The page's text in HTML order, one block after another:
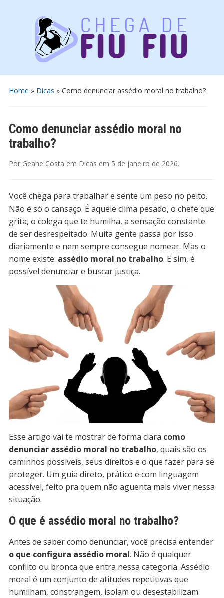
Home » Dicas » Como denunciar assédio moral no trabalho?
Como denunciar assédio moral no
trabalho?
Por Geane Costa em Dicas em 5 de janeiro de 2026.
Você chega para trabalhar e sente um peso no peito.
Não é só o cansaço. É aquele clima pesado, o chefe que
grita, o colega que te humilha, a sensação constante
de ser desrespeitado. Muita gente passa por isso
diariamente e nem sempre consegue nomear. Mas o
nome existe: assédio moral no trabalho. E sim, é
possível denunciar e buscar justiça.
Esse artigo vai te mostrar de forma clara como
denunciar assédio moral no trabalho, quais são os
caminhos possíveis, seus direitos e o que fazer para se
proteger. Um guia direto, prático e com linguagem
acessível, feito pra quem não aguenta mais viver nessa
situação.
O que é assédio moral no trabalho?
Antes de saber como denunciar, você precisa entender
o que configura assédio moral. Não é qualquer
conflito ou bronca que entra nessa categoria. Assédio
moral é um conjunto de atitudes repetitivas que
humilham, constrangem, isolam ou desestabilizam